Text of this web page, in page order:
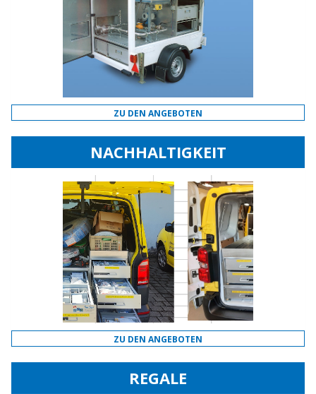
ZU DEN ANGEBOTEN
NACHHALTIGKEIT
ZU DEN ANGEBOTEN
REGALE